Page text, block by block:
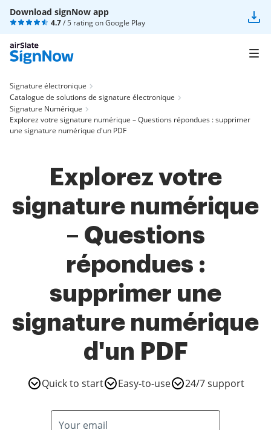
Download signNow app
4.7/ 5 rating onGoogle Play
Signature électronique
Catalogue de solutions de signature électronique
Signature Numérique
Explorez votre signature numérique – Questions répondues : supprimer
une signature numérique d'un PDF
Explorez votre
signature numérique
– Questions
répondues :
supprimer une
signature numérique
d'un PDF
Quick to start Easy-to-use 24/7 support